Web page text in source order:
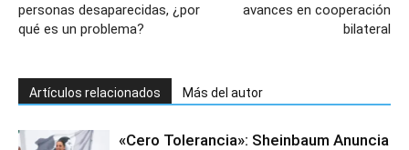
personas desaparecidas, ¿por
qué es un problema?
avances en cooperación
bilateral
Artículos relacionados Más del autor
«Cero Tolerancia»: Sheinbaum Anuncia